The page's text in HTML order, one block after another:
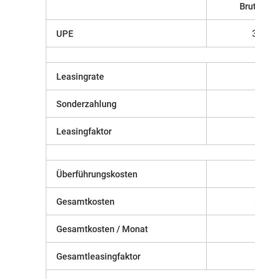
UPE
Leasingrate
Sonderzahlung
Leasingfaktor
Überführungskosten
Gesamtkosten
Gesamtkosten / Monat
Gesamtleasingfaktor